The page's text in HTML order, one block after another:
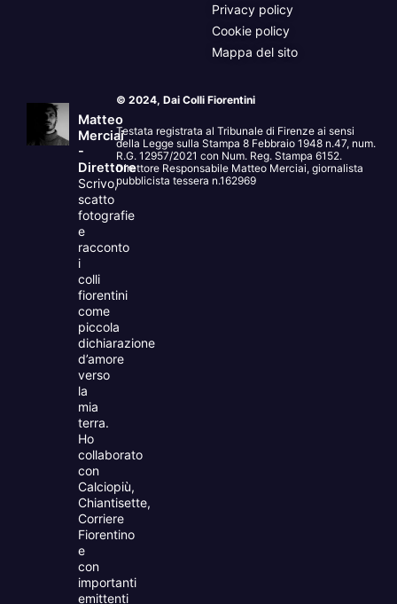
Privacy policy
Cookie policy
Mappa del sito
Matteo
Merciai
-
Direttore
Scrivo,
scatto
fotografie
e
racconto
i
colli
fiorentini
come
piccola
dichiarazione
d’amore
verso
la
mia
terra.
Ho
collaborato
con
Calciopiù,
Chiantisette,
Corriere
Fiorentino
e
con
importanti
emittenti
© 2024, Dai Colli Fiorentini
Testata registrata al Tribunale di Firenze ai sensi
della Legge sulla Stampa 8 Febbraio 1948 n.47, num.
R.G. 12957/2021 con Num. Reg. Stampa 6152.
Direttore Responsabile Matteo Merciai, giornalista
pubblicista tessera n.162969